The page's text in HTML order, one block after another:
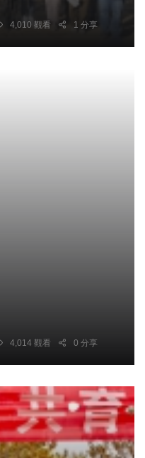
4,010 觀看 1 分享
4,014 觀看 0 分享